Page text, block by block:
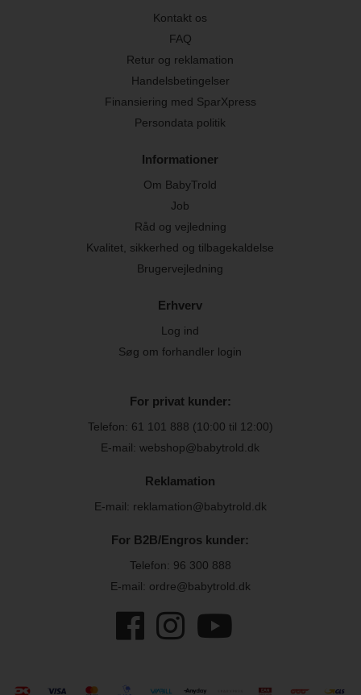
Kontakt os
FAQ
Retur og reklamation
Handelsbetingelser
Finansiering med SparXpress
Persondata politik
Informationer
Om BabyTrold
Job
Råd og vejledning
Kvalitet, sikkerhed og tilbagekaldelse
Brugervejledning
Erhverv
Log ind
Søg om forhandler login
For privat kunder:
Telefon: 61 101 888 (10:00 til 12:00)
E-mail: webshop@babytrold.dk
Reklamation
E-mail: reklamation@babytrold.dk
For B2B/Engros kunder:
Telefon: 96 300 888
E-mail: ordre@babytrold.dk